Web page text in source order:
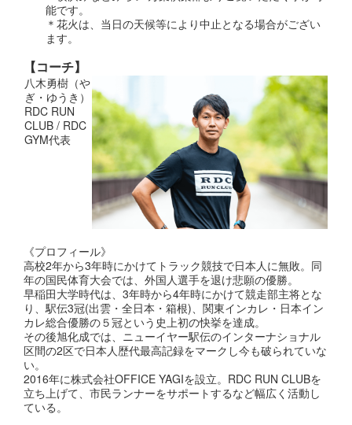
能です。
＊花火は、当日の天候等により中止となる場合がござい
ます。
【コーチ】
八木勇樹（や
ぎ・ゆうき）
RDC RUN
CLUB / RDC
GYM代表
《プロフィール》
高校2年から3年時にかけてトラック競技で日本人に無敗。同
年の国民体育大会では、外国人選手を退け悲願の優勝。
早稲田大学時代は、3年時から4年時にかけて競走部主将とな
り、駅伝3冠(出雲・全日本・箱根)、関東インカレ・日本イン
カレ総合優勝の５冠という史上初の快挙を達成。
その後旭化成では、ニューイヤー駅伝のインターナショナル
区間の2区で日本人歴代最高記録をマークし今も破られていな
い。
2016年に株式会社OFFICE YAGIを設立。RDC RUN CLUBを
立ち上げて、市民ランナーをサポートするなど幅広く活動し
ている。